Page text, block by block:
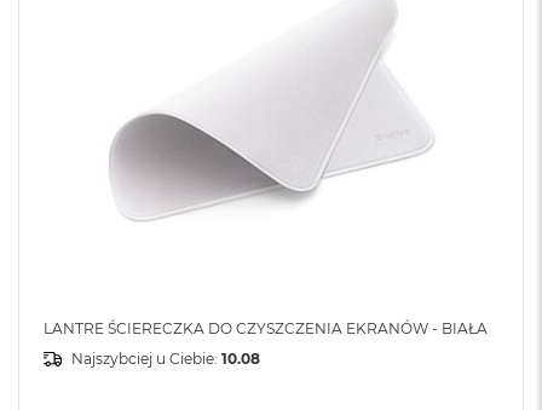
LANTRE ŚCIERECZKA DO CZYSZCZENIA EKRANÓW - BIAŁA
Najszybciej u Ciebie: 10.08